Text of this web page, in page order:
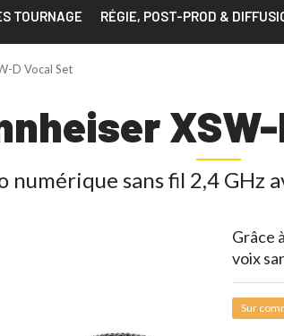
TOURNAGE RÉGIE, POST-PROD &
D Vocal Set
numérique sans fil 2,4 GHz
Grâce
voix
Sur